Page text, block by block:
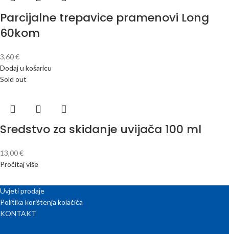
Parcijalne trepavice pramenovi Long
60kom
3,60€
Dodaj u košaricu
Sold out
Sredstvo za skidanje uvijača 100 ml
13,00€
Pročitaj više
Uvjeti prodaje
Politika korištenja kolačića
KONTAKT